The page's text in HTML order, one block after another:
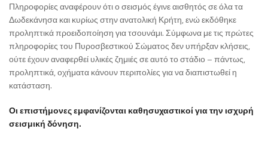
Πληροφορίες αναφέρουν ότι ο σεισμός έγινε αισθητός σε όλα τα
Δωδεκάνησα και κυρίως στην ανατολική Κρήτη, ενώ εκδόθηκε
προληπτικά προειδοποίηση για τσουνάμι. Σύμφωνα με τις πρώτες
πληροφορίες του Πυροσβεστικού Σώματος δεν υπήρξαν κλήσεις,
ούτε έχουν αναφερθεί υλικές ζημιές σε αυτό το στάδιο – πάντως,
προληπτικά, οχήματα κάνουν περιπολίες για να διαπιστωθεί η
κατάσταση.
Οι επιστήμονες εμφανίζονται καθησυχαστικοί για την ισχυρή
σεισμική δόνηση.